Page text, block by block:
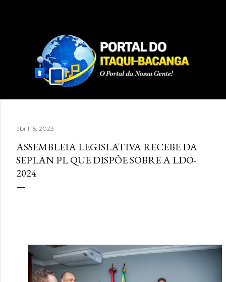
abril 15, 2023
ASSEMBLEIA LEGISLATIVA RECEBE DA
SEPLAN PL QUE DISPÕE SOBRE A LDO-
2024